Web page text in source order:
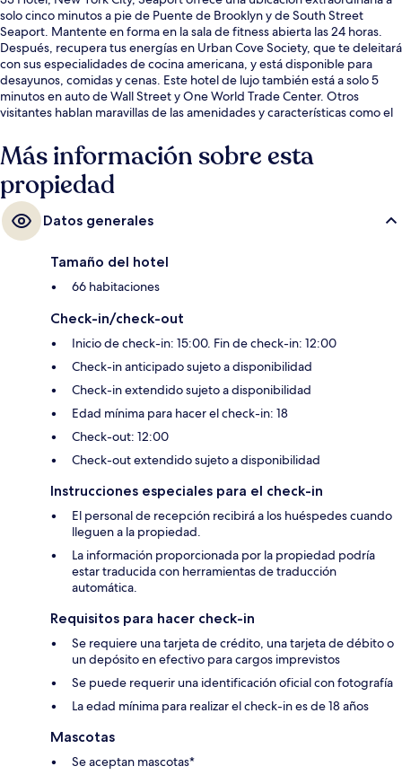
solo cinco minutos a pie de Puente de Brooklyn y de South Street
Seaport. Mantente en forma en la sala de fitness abierta las 24 horas.
Después, recupera tus energías en Urban Cove Society, que te deleitará
con sus especialidades de cocina americana, y está disponible para
desayunos, comidas y cenas. Este hotel de lujo también está a solo 5
minutos en auto de Wall Street y One World Trade Center. Otros
visitantes hablan maravillas de las amenidades y características como el
algunas opciones de transporte público: Estación de metro Fulton St.
(William St.) está a 7 minutos y Estación de metro Brooklyn Bridge - City
Hall está a 9 minutos.
Más información sobre esta
propiedad
Datos generales
Tamaño del hotel
66 habitaciones
Check-in/check-out
Inicio de check-in: 15:00. Fin de check-in: 12:00
Check-in anticipado sujeto a disponibilidad
Check-in extendido sujeto a disponibilidad
Edad mínima para hacer el check-in: 18
Check-out: 12:00
Check-out extendido sujeto a disponibilidad
Instrucciones especiales para el check-in
El personal de recepción recibirá a los huéspedes cuando
lleguen a la propiedad.
La información proporcionada por la propiedad podría
estar traducida con herramientas de traducción
automática.
Requisitos para hacer check-in
Se requiere una tarjeta de crédito, una tarjeta de débito o
un depósito en efectivo para cargos imprevistos
Se puede requerir una identificación oficial con fotografía
La edad mínima para realizar el check-in es de 18 años
Mascotas
Se aceptan mascotas*